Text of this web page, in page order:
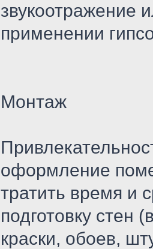
звукоотражение
применении
Монтаж
оформление
тратить время и
подготовку стен
краски, обоев,